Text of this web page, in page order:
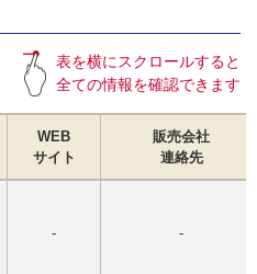
表を横にスクロールすると
全ての情報を確認できます
WEB
サイト
販売会社
連絡先
- -